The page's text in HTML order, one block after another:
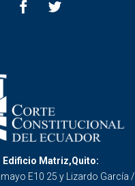
Edificio Matriz,Quito:
E10 25 y Lizardo García /